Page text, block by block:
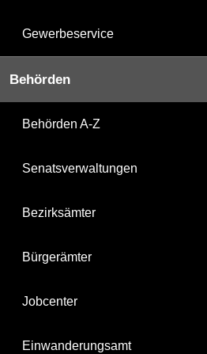
Gewerbeservice
Behörden
Behörden A-Z
Senatsverwaltungen
Bezirksämter
Bürgerämter
Jobcenter
Einwanderungsamt